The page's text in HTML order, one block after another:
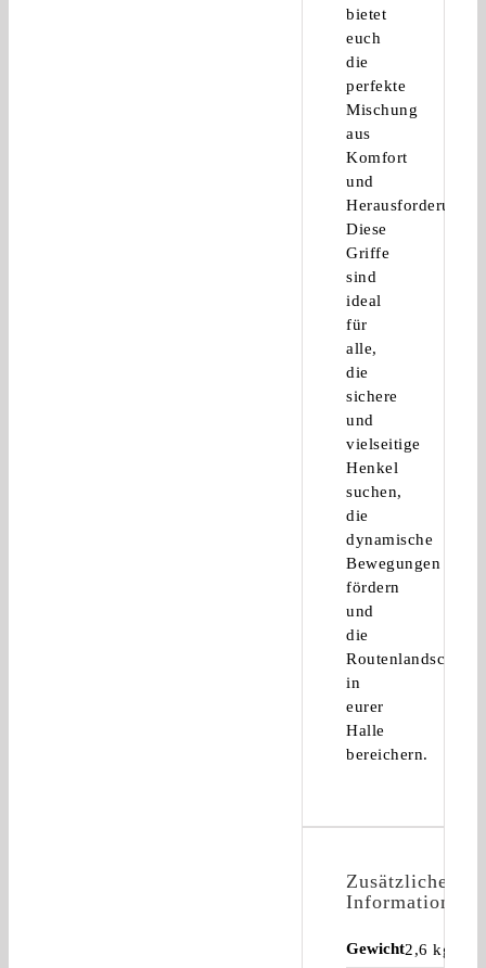
bietet
euch
die
perfekte
Mischung
aus
Komfort
und
Herausforderung.
Diese
Griffe
sind
ideal
für
alle,
die
sichere
und
vielseitige
Henkel
suchen,
die
dynamische
Bewegungen
fördern
und
die
Routenlandschaft
in
eurer
Halle
bereichern.
Zusätzliche
Informationen
Gewicht2,6 kg